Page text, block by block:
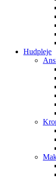
Hudpleje